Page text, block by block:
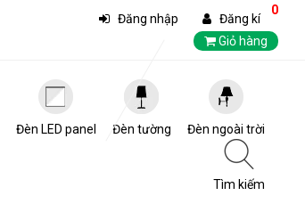
Đăng nhập
Đăng kí
Giỏ hàng
0
Đèn LED panel Đèn tường Đèn ngoài trời
Tìm kiếm